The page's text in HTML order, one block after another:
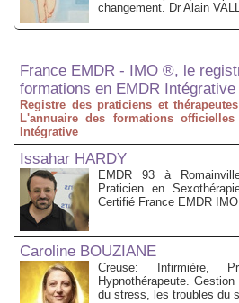
changement. Dr Alain
France EMDR - IMO ®, le
formations en EMDR Intégrative
Registre des praticiens et
L'annuaire des formations
Intégrative
Issahar HARDY
EMDR 93 à
Praticien en
Certifié France EMDR
Caroline BOUZIANE
Creuse: Infirmière,
Hypnothérapeute.
du stress, les troubles du